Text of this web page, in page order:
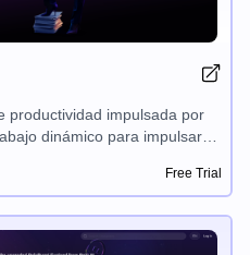
productividad impulsada por
dinámico para impulsar
ayuda a lograr más al brindar
en varios dominios.
sin problemas, gestión de
equipo en tiempo real,
Free Trial